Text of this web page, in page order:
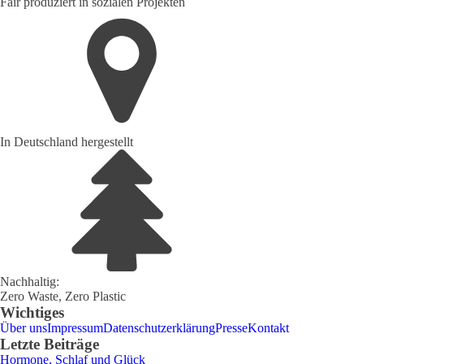
In Deutschland hergestellt
Nachhaltig:
Zero Waste, Zero Plastic
Wichtiges
Über unsImpressumDatenschutzerklärungPresseKontakt
Letzte Beiträge
Hormone, Schlaf und Glück